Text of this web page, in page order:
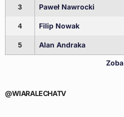
3 Paweł Nawrocki
4 Filip Nowak
5 Alan Andraka
@WIARALECHATV